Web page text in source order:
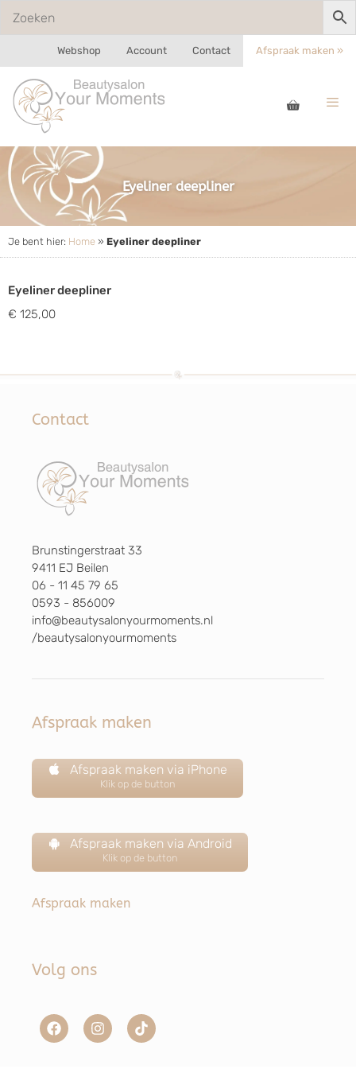
Webshop Account Contact Afspraak maken »
Eyeliner deepliner
Je bent hier: Home » Eyeliner deepliner
Eyeliner deepliner
€ 125,00
Contact
Brunstingerstraat 33
9411 EJ Beilen
06 - 11 45 79 65
0593 - 856009
info@beautysalonyourmoments.nl
/beautysalonyourmoments
Afspraak maken
Afspraak maken via iPhone
Klik op de button
Afspraak maken via Android
Klik op de button
Afspraak maken
Volg ons